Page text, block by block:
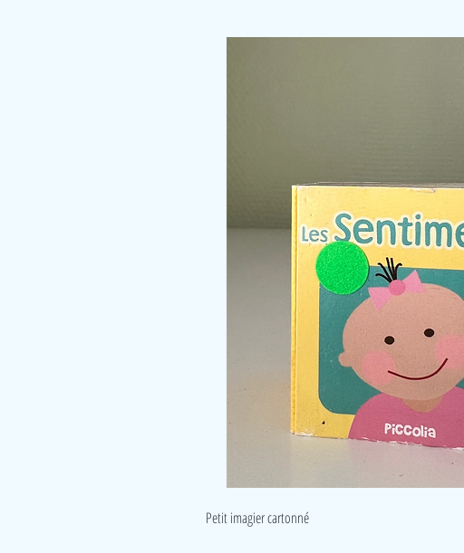
Petit imagier cartonné